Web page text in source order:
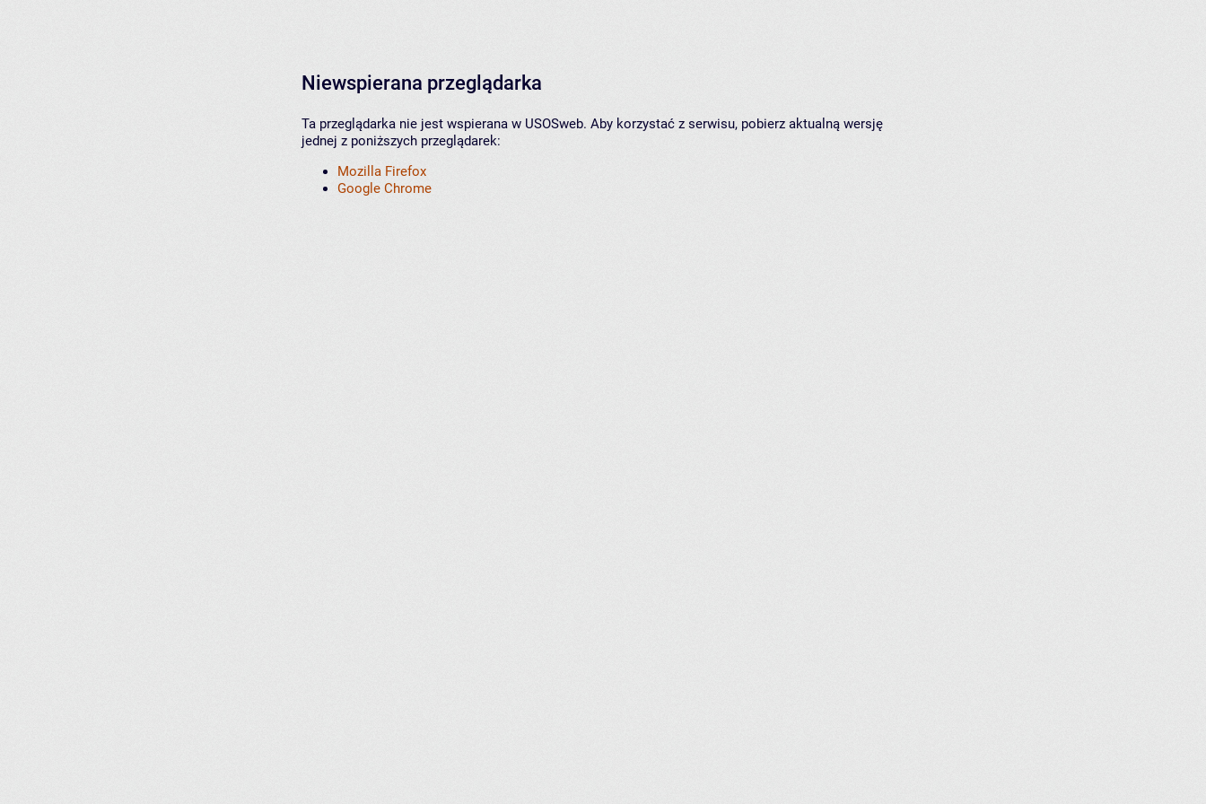
Niewspierana przeglądarka
Ta przeglądarka nie jest wspierana w USOSweb. Aby korzystać z serwisu, pobierz aktualną wersję
jednej z poniższych przeglądarek:
Mozilla Firefox
Google Chrome